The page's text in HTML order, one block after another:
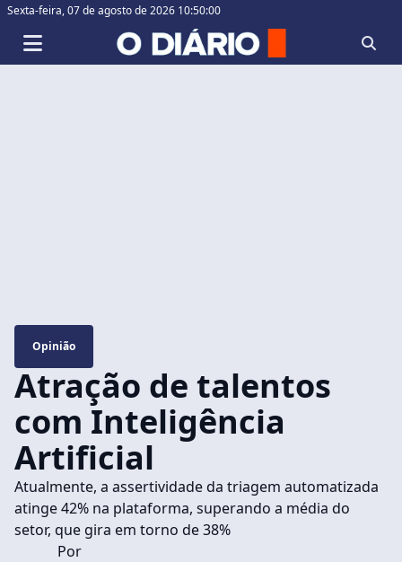
Sexta-feira,07 de agosto de 2026 10:50:00
Opinião
Atração de talentos
com Inteligência
Artificial
Atualmente, a assertividade da triagem automatizada
atinge 42% na plataforma, superando a média do
setor, que gira em torno de 38%
Por